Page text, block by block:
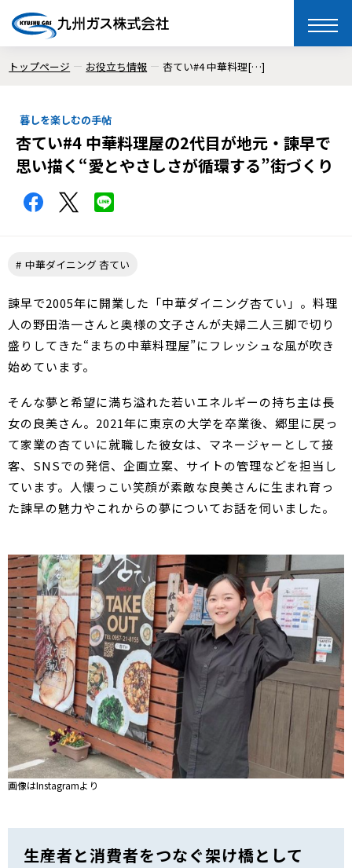
toggle
トップページ お役立ち情報 杏てい#4 中華料理[…]
暮しを楽しむの手帖
杏てい#4 中華料理屋の2代目が地元・諫早で
思い描く“愛とやさしさが循環する”街づくり
中華ダイニング 杏てい
諫早で2005年に開業した「中華ダイニング杏てい」。料理
人の野田浩一さんと奥様の文子さんが夫婦二人三脚で切り
盛りしてきた“まちの中華料理屋”にフレッシュな風が吹き
始めています。
そんな夢と希望に満ち溢れた若いエネルギーの持ち主は長
女の良美さん。2021年に東京の大学を卒業後、郷里に戻っ
て家業の杏ていに就職した彼女は、マネージャーとして接
客、SNSでの発信、企画立案、サイトの管理などを担当し
ています。人懐っこい笑顔が素敵な良美さんに生まれ育っ
た諫早の魅力やこれからの夢についてお話を伺いました。
画像はInstagramより
生産者と消費者をつなぐ架け橋として